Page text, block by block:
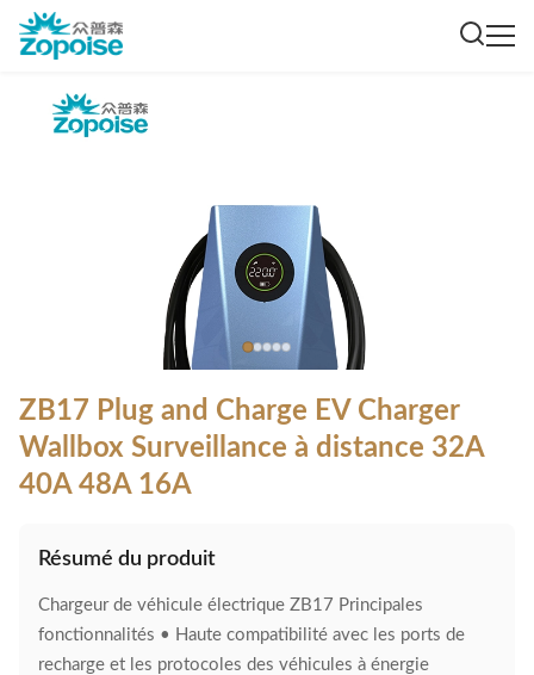
ZB17 Plug and Charge EV Charger
Wallbox Surveillance à distance 32A
40A 48A 16A
Résumé du produit
Chargeur de véhicule électrique ZB17 Principales
fonctionnalités • Haute compatibilité avec les ports de
recharge et les protocoles des véhicules à énergie